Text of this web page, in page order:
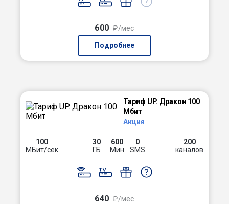
600 ₽/мес
Подробнее
Тариф UP. Дракон 100
Мбит
Акция
100
МБит/сек
30
ГБ
600
Мин
0
SMS
200
каналов
640 ₽/мес